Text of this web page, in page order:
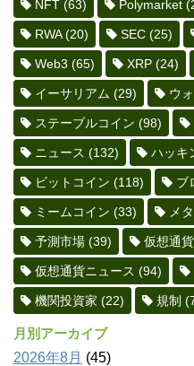
NFT (63) Polymarket
RWA(20) SEC (25)
Web3 (65) XRP (24)
イーサリアム (29) ウ
ステーブルコイン (98)
ニュース (132) ハッキ
ビットコイン (118) ブ
ミームコイン (33) メ
予測市場 (39) 仮想通貨
仮想通貨ニュース (94)
機関投資家 (22) 規制
月別アーカイブ
2026年8月 (45)